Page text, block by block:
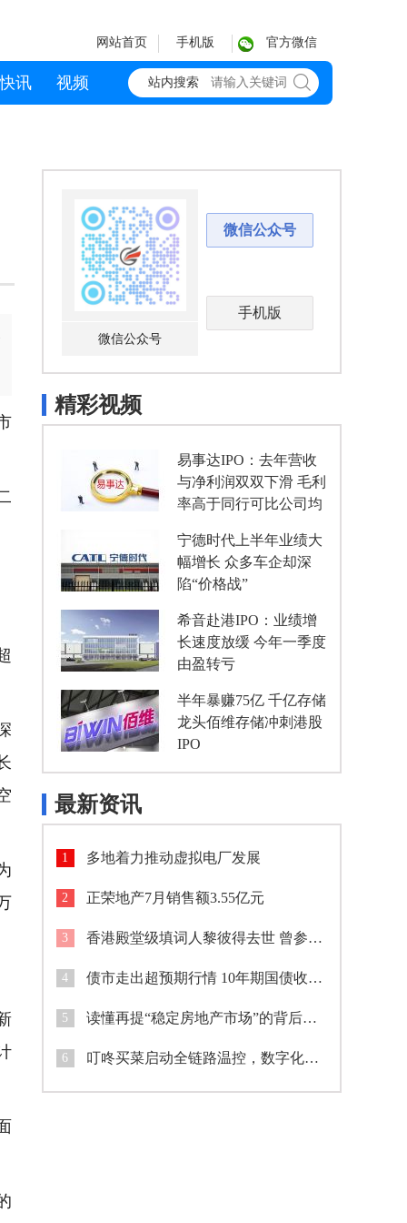
网站首页 手机版 官方微信
快讯 视频 站内搜索
微信公众号
微信公众号
手机版
精彩视频
易事达IPO：去年营收
与净利润双双下滑 毛利
率高于同行可比公司均
宁德时代上半年业绩大
幅增长 众多车企却深
陷“价格战”
希音赴港IPO：业绩增
长速度放缓 今年一季度
由盈转亏
半年暴赚75亿 千亿存储
龙头佰维存储冲刺港股
IPO
最新资讯
1 多地着力推动虚拟电厂发展
2 正荣地产7月销售额3.55亿元
3 香港殿堂级填词人黎彼得去世 曾参演《鹿鼎记》等作品
4 债市走出超预期行情 10年期国债收益率盘中跌破1.7%
5 读懂再提“稳定房地产市场”的背后逻辑
6 叮咚买菜启动全链路温控，数字化筑牢夏季食品安全防线